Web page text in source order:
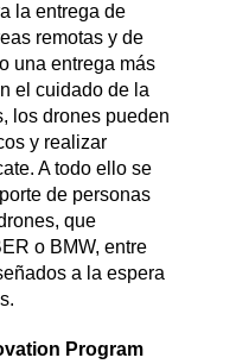
la entrega de
remotas y de
una entrega más
el cuidado de la
los drones pueden
y realizar
A todo ello se
de personas
que
o BMW, entre
a la espera
Program